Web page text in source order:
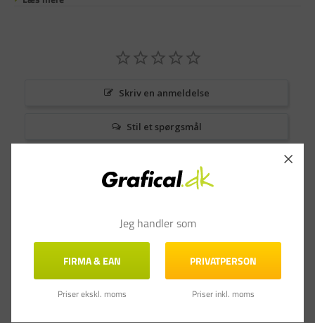
Skriv en anmeldelse
Stil et spørgsmål
Jeg handler som
FIRMA & EAN
Priser ekskl. moms
PRIVATPERSON
Priser inkl. moms